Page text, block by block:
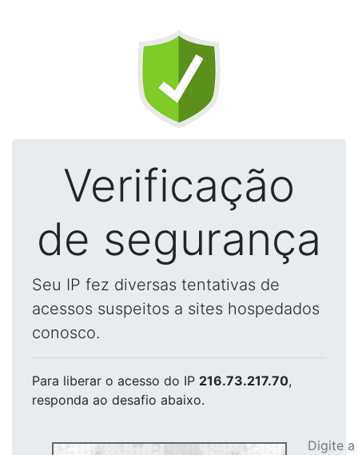
Verificação
de segurança
Seu IP fez diversas tentativas de
acessos suspeitos a sites hospedados
conosco.
Para liberar o acesso do IP 216.73.217.70,
responda ao desafio abaixo.
Digite